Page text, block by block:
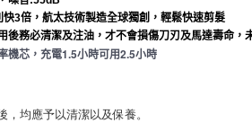
快3倍，航太技術製造全球獨創，輕鬆快速剪髮
後務必清潔及注油，才不會損傷刀刃及馬達壽命，
機芯，充電1.5小時可用2.5小時
，均應予以清潔以及保養。